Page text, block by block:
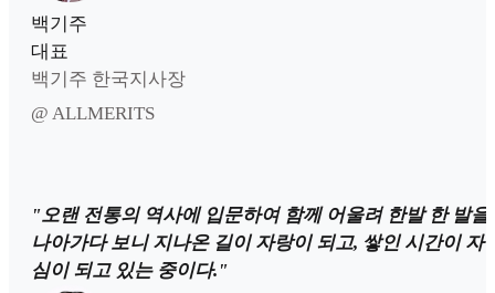
백기주
대표
백기주 한국지사장
@ ALLMERITS
"오랜 전통의 역사에 입문하여 함께 어울려 한발 한 발을
나아가다 보니 지나온 길이 자랑이 되고, 쌓인 시간이 자
심이 되고 있는 중이다."